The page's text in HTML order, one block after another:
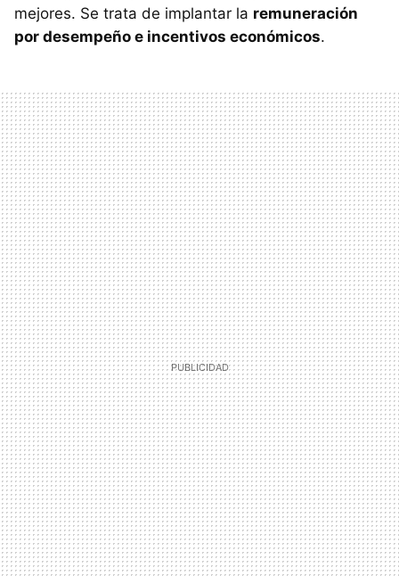
mejores. Se trata de implantar la remuneración
por desempeño e incentivos económicos.